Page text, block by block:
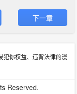
下一章
犯你权益、违背法律的漫
Reserved.